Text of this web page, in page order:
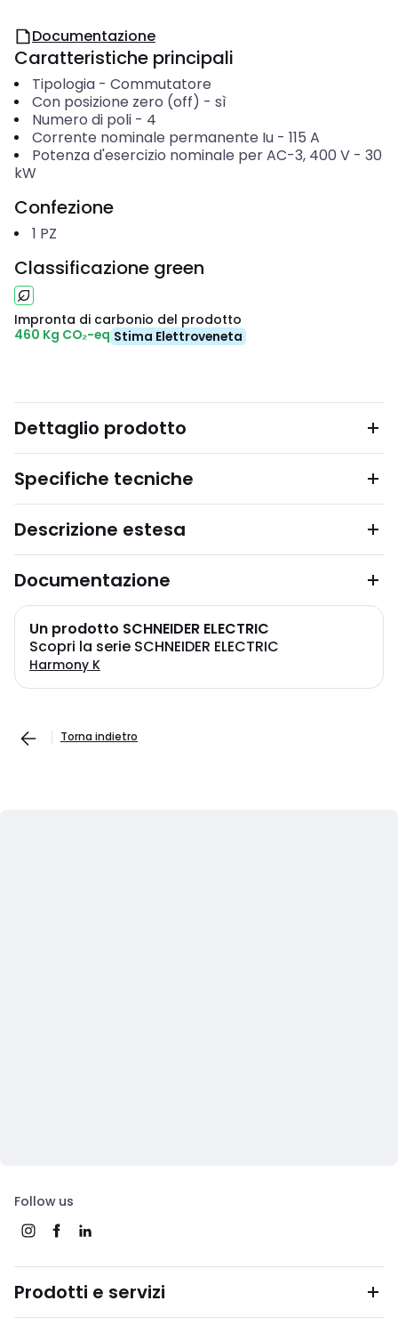
Documentazione
Caratteristiche principali
Tipologia- Commutatore
Con posizione zero (off) - sì
Numero di poli- 4
Corrente nominale permanente Iu- 115 A
Potenza d'esercizio nominale per AC-3, 400 V- 30
kW
Confezione
1 PZ
Classificazione green
Impronta di carbonio del prodotto
460 Kg CO₂-eq Stima Elettroveneta
Dettaglio prodotto
Specifiche tecniche
Descrizione estesa
Documentazione
Un prodotto SCHNEIDER ELECTRIC
Scopri la serie SCHNEIDER ELECTRIC
Harmony K
Torna indietro
Follow us
Prodotti e servizi